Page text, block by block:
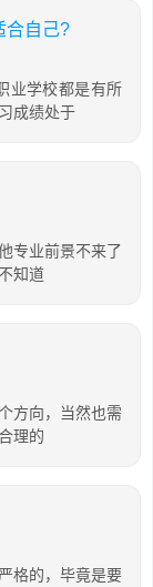
合自己?
业学校都是有所
成绩处于
专业前景不来了
知道
方向，当然也需
理的
格的，毕竟是要